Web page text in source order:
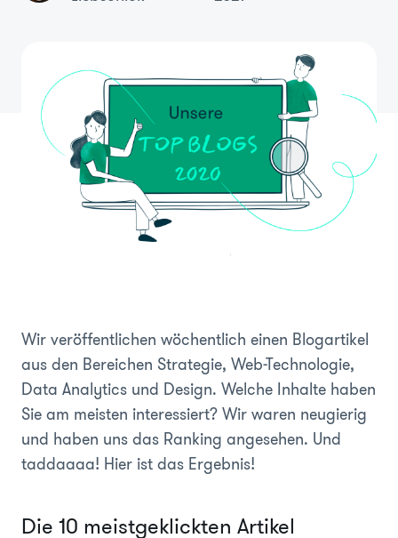
Über Uns
Wir veröffentlichen wöchentlich einen Blogartikel
aus den Bereichen Strategie, Web-Technologie,
Data Analytics und Design. Welche Inhalte haben
Sie am meisten interessiert? Wir waren neugierig
und haben uns das Ranking angesehen. Und
taddaaaa! Hier ist das Ergebnis!
Die 10 meistgeklickten Artikel